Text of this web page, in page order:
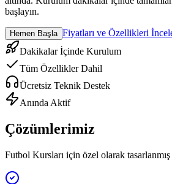
başlayın.
Hemen Başla Fiyatları ve Özellikleri
Dakikalar İçinde Kurulum
Tüm Özellikler Dahil
Ücretsiz Teknik Destek
Anında Aktif
Çözümlerimiz
Futbol Kursları için özel olarak